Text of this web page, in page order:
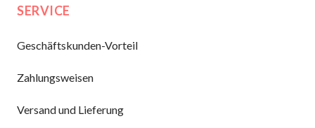
SERVICE
Geschäftskunden-Vorteil
Zahlungsweisen
Versand und Lieferung